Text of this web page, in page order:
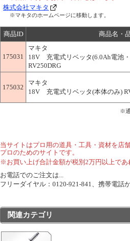
株式会社マキタ
※マキタのホームページに移動します。
商品ID 商品名・
175031
マキタ
18V 充電式リベッタ(6.0Ah電池
RV250DRG
175032
マキタ
18V 充電式リベッタ(本体のみ)
※
当サイトはプロ用の道具・工具・資材を店
プロのためのサイトです。
※お買い上げ合計金額が税別2万円以上で
お電話でのご注文は...
フリーダイヤル：0120-921-841、携帯電
関連カテゴリ